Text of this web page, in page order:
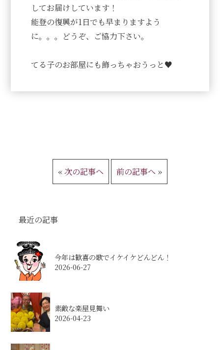
してお届けしています！
能登の復興が1日でも早まりますよう
に。。。どうぞ、ご協力下さい。
てる子のお部屋にも飾っちゃおうっと♥
«次の記事へ 前の記事へ »
最近の記事
今年は歓喜の歌でイケイケどんどん！
2026-06-27
素敵な楽屋見舞い
2026-04-23